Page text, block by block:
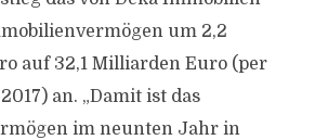
um 2,2
auf 32,1 Milliarden Euro (per
an. „Damit ist das
im neunten Jahr in